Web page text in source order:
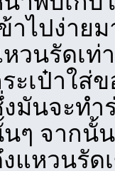
าไปง่าย
วนรัดเท่
ะเป๋าใส่
มันจะทำ
ๆ จากนั้
แหวนรัด